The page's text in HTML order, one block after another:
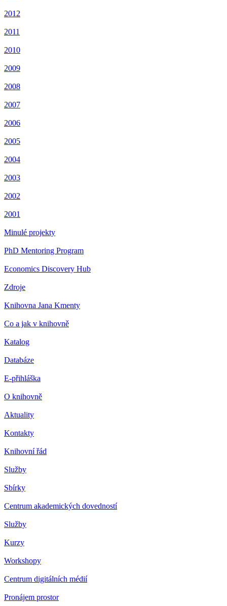
2012
2011
2010
2009
2008
2007
2006
2005
2004
2003
2002
2001
Minulé projekty
PhD Mentoring Program
Economics Discovery Hub
Zdroje
Knihovna Jana Kmenty
Co a jak v knihovně
Katalog
Databáze
E-přihláška
O knihovně
Aktuality
Kontakty
Knihovní řád
Služby
Sbírky
Centrum akademických dovedností
Služby
Kurzy
Workshopy
Centrum digitálních médií
Pronájem prostor